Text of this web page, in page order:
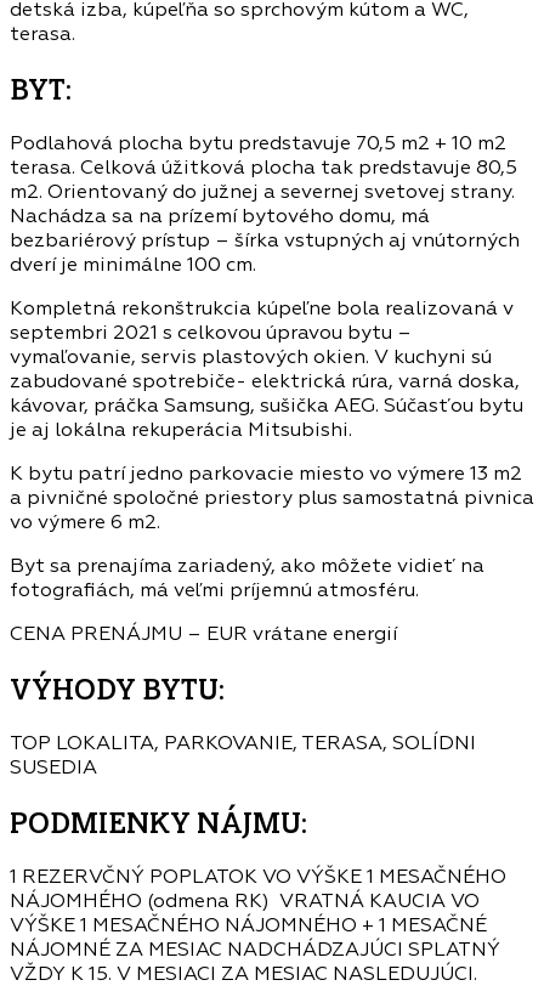
detská izba, kúpeľňa so sprchovým kútom a WC,
terasa.
BYT:
Podlahová plocha bytu predstavuje 70,5 m2 + 10 m2
terasa. Celková úžitková plocha tak predstavuje 80,5
m2. Orientovaný do južnej a severnej svetovej strany.
Nachádza sa na prízemí bytového domu, má
bezbariérový prístup – šírka vstupných aj vnútorných
dverí je minimálne 100 cm.
Kompletná rekonštrukcia kúpeľne bola realizovaná v
septembri 2021 s celkovou úpravou bytu –
vymaľovanie, servis plastových okien. V kuchyni sú
zabudované spotrebiče- elektrická rúra, varná doska,
kávovar, práčka Samsung, sušička AEG. Súčasťou bytu
je aj lokálna rekuperácia Mitsubishi.
K bytu patrí jedno parkovacie miesto vo výmere 13 m2
a pivničné spoločné priestory plus samostatná pivnica
vo výmere 6 m2.
Byt sa prenajíma zariadený, ako môžete vidieť na
fotografiách, má veľmi príjemnú atmosféru.
CENA PRENÁJMU – EUR vrátane energií
VÝHODY BYTU:
TOP LOKALITA, PARKOVANIE, TERASA, SOLÍDNI
SUSEDIA
PODMIENKY NÁJMU:
1 REZERVČNÝ POPLATOK VO VÝŠKE 1 MESAČNÉHO
NÁJOMHÉHO (odmena RK) VRATNÁ KAUCIA VO
VÝŠKE 1 MESAČNÉHO NÁJOMNÉHO + 1 MESAČNÉ
NÁJOMNÉ ZA MESIAC NADCHÁDZAJÚCI SPLATNÝ
VŽDY K 15. V MESIACI ZA MESIAC NASLEDUJÚCI.